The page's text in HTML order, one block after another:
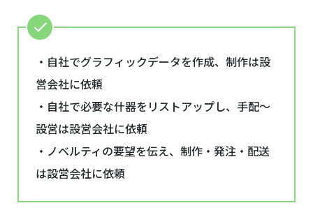
・自社でグラフィックデータを作成、制作は設
営会社に依頼
・自社で必要な什器をリストアップし、手配〜
設営は設営会社に依頼
・ノベルティの要望を伝え、制作・発注・配送
は設営会社に依頼